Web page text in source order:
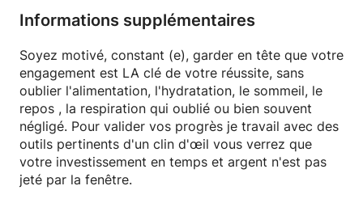
J’entraine des mouvements plutôt que des muscles
« le mouvement n’est pas une performance isolée,
c’est un ensemble, tout votre corps doit se mobiliser
et se synchroniser »
Cette approche répond aux besoins de nombreux
profils, enfants où personne âgé, sport loisir et
performeur, la mobilité, la stabilité, la proprioception
sont les bases essentielles pour assurer l’intégrité
d’une articulation. À ce titre, elles doivent être
travaillées en fonction de vos besoins en respectant
la biomécanique.
Informations supplémentaires
Soyez motivé, constant (e), garder en tête que votre
engagement est LA clé de votre réussite, sans
oublier l'alimentation, l'hydratation, le sommeil, le
repos , la respiration qui oublié ou bien souvent
négligé. Pour valider vos progrès je travail avec des
outils pertinents d'un clin d'œil vous verrez que
votre investissement en temps et argent n'est pas
jeté par la fenêtre.